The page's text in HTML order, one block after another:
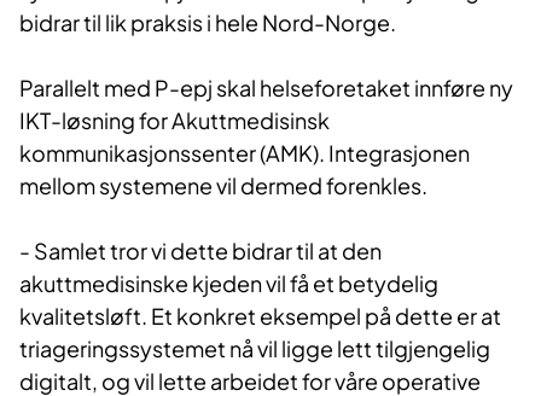
bidrar til lik praksis i hele Nord-Norge.
Parallelt med P-epj skal helseforetaket innføre ny
IKT-løsning for Akuttmedisinsk
kommunikasjonssenter (AMK). Integrasjonen
mellom systemene vil dermed forenkles.
- Samlet tror vi dette bidrar til at den
akuttmedisinske kjeden vil få et betydelig
kvalitetsløft. Et konkret eksempel på dette er at
triageringssystemet nå vil ligge lett tilgjengelig
digitalt, og vil lette arbeidet for våre operative